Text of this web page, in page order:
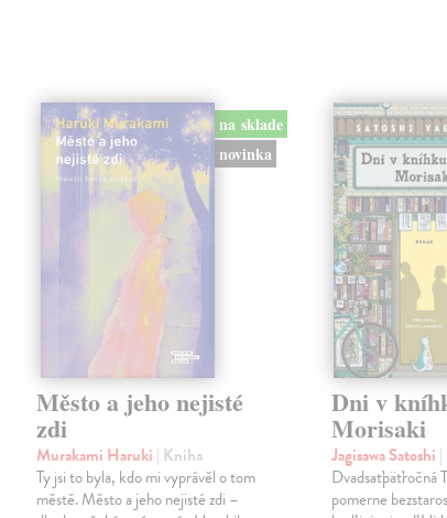
na sklade
novinka
Město a jeho nejisté
zdi
Murakami Haruki | Kniha
Ty jsi to byla, kdo mi vyprávěl o tom
městě. Město a jeho nejisté zdi –
Dni v
Morisaki
Jagisawa Satoshi |
Dvadsaťpäťročná
pomerne